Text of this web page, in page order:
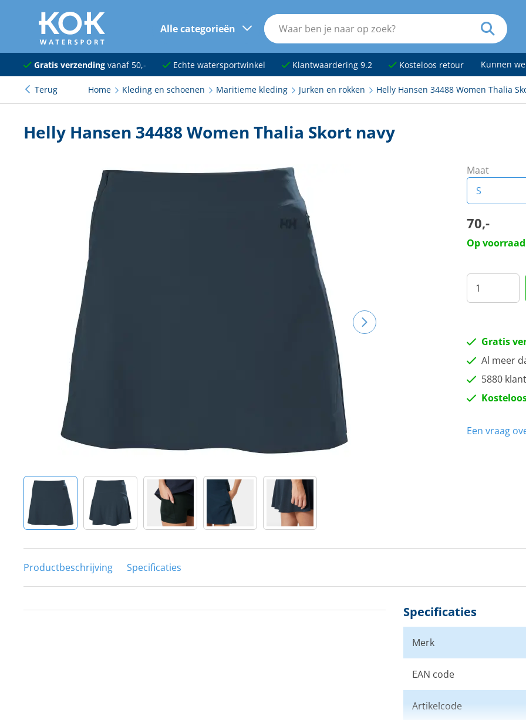
naar hoofdinhoud
Alle categorieën
Navigatie
Dekuitrusting
Onderhoud en verf
Kleding en schoenen
Sanitair
Kajuit en kombuis
Techniek en motor
Tuigage en dekbeslag
Veiligheid
Boten, toebehoren en fun
Meubels en lifestyle
SALE
Gratis verzendingvanaf 50,- Echte watersportwinkel Klantwaardering 9.2 Kosteloos retour Kunnen
Terug Home Kleding en schoenen Maritieme kleding Jurken en rokken Helly Hansen 34488 Women Thalia
Helly Hansen 34488 Women Thalia Skort navy
Maat
S
S
M
70,-
Op voorraad
Gratis
Al meer
5880
Een vraag
Productbeschrijving Specificaties
Specificaties
Merk
EAN code
Artikelcode